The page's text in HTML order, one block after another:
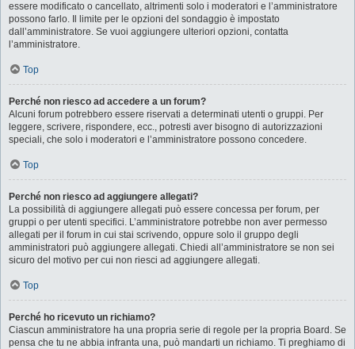
essere modificato o cancellato, altrimenti solo i moderatori e l’amministratore
possono farlo. Il limite per le opzioni del sondaggio è impostato
dall’amministratore. Se vuoi aggiungere ulteriori opzioni, contatta
l’amministratore.
Top
Perché non riesco ad accedere a un forum?
Alcuni forum potrebbero essere riservati a determinati utenti o gruppi. Per
leggere, scrivere, rispondere, ecc., potresti aver bisogno di autorizzazioni
speciali, che solo i moderatori e l’amministratore possono concedere.
Top
Perché non riesco ad aggiungere allegati?
La possibilità di aggiungere allegati può essere concessa per forum, per
gruppi o per utenti specifici. L’amministratore potrebbe non aver permesso
allegati per il forum in cui stai scrivendo, oppure solo il gruppo degli
amministratori può aggiungere allegati. Chiedi all’amministratore se non sei
sicuro del motivo per cui non riesci ad aggiungere allegati.
Top
Perché ho ricevuto un richiamo?
Ciascun amministratore ha una propria serie di regole per la propria Board. Se
pensa che tu ne abbia infranta una, può mandarti un richiamo. Ti preghiamo di